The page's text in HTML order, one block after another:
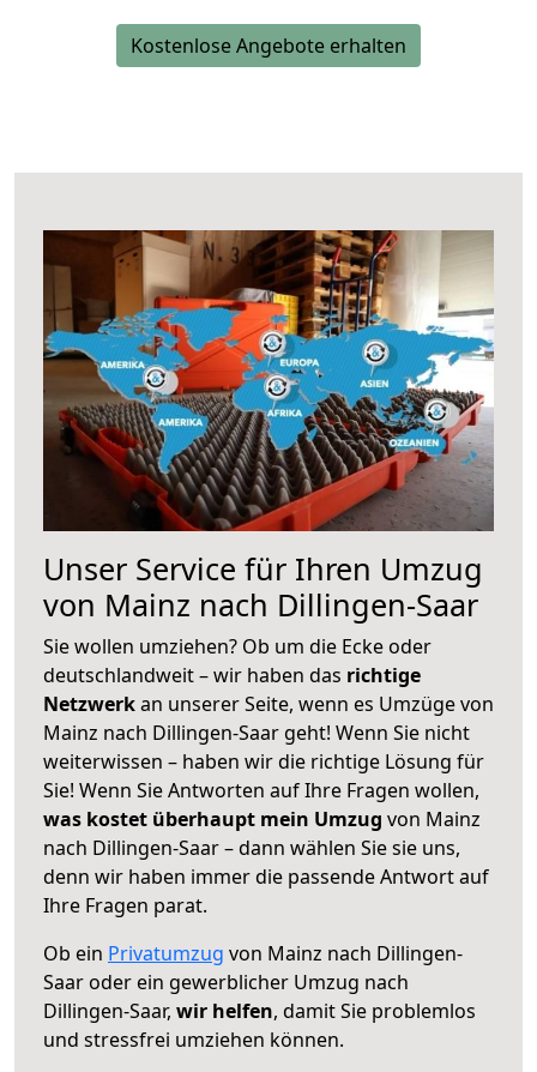
Kostenlose Angebote erhalten
Unser Service für Ihren Umzug
von Mainz nach Dillingen-Saar
Sie wollen umziehen? Ob um die Ecke oder
deutschlandweit – wir haben das richtige
Netzwerkan unserer Seite, wenn es Umzüge von
Mainz nach Dillingen-Saar geht! Wenn Sie nicht
weiterwissen – haben wir die richtige Lösung für
Sie! Wenn Sie Antworten auf Ihre Fragen wollen,
was kostet überhaupt mein Umzug von Mainz
nach Dillingen-Saar – dann wählen Sie sie uns,
denn wir haben immer die passende Antwort auf
Ihre Fragen parat.
Ob ein Privatumzug von Mainz nach Dillingen-
Saar oder ein gewerblicher Umzug nach
Dillingen-Saar, wir helfen, damit Sie problemlos
und stressfrei umziehen können.